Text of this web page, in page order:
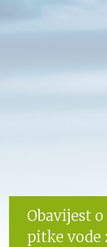
Obavijest
pitke vode